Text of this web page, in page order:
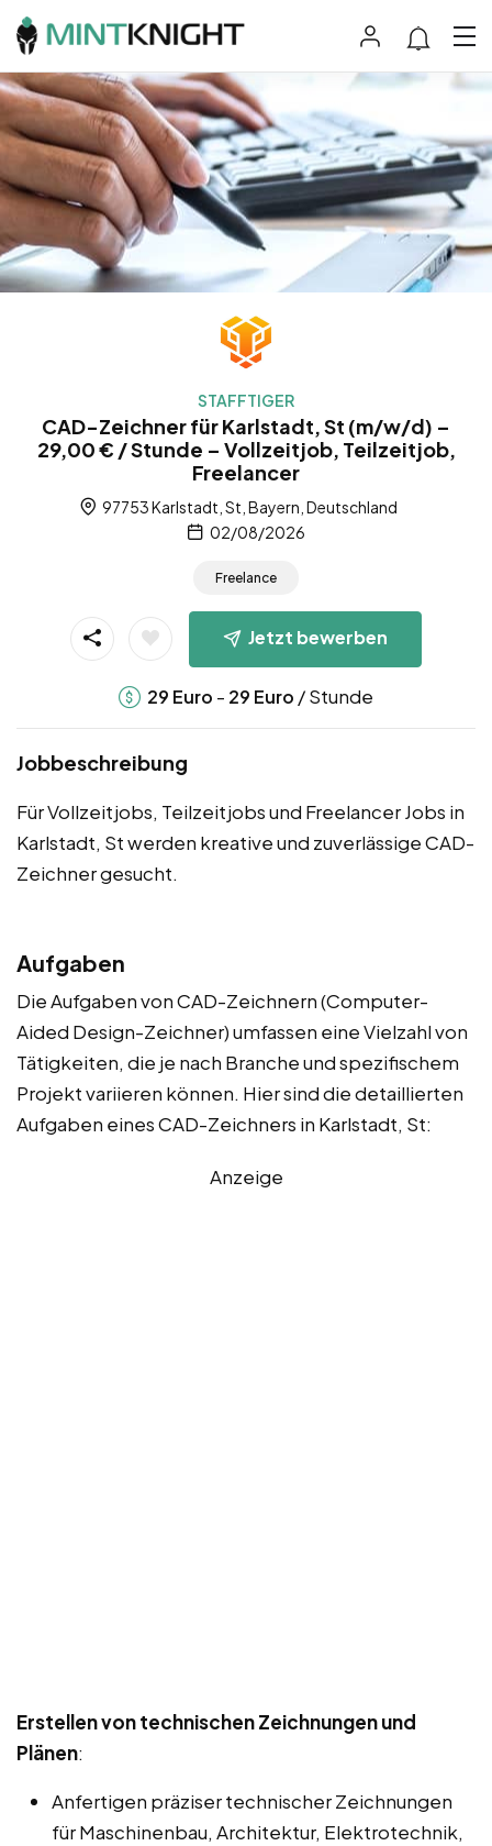
STAFFTIGER
CAD-Zeichner für Karlstadt, St (m/w/d) –
29,00 € / Stunde – Vollzeitjob, Teilzeitjob,
Freelancer
97753 Karlstadt, St, Bayern, Deutschland
02/08/2026
Freelance
Jetzt bewerben
29 Euro - 29 Euro / Stunde
Jobbeschreibung
Für Vollzeitjobs, Teilzeitjobs und Freelancer Jobs in
Karlstadt, St werden kreative und zuverlässige CAD-
Zeichner gesucht.
Aufgaben
Die Aufgaben von CAD-Zeichnern (Computer-
Aided Design-Zeichner) umfassen eine Vielzahl von
Tätigkeiten, die je nach Branche und spezifischem
Projekt variieren können. Hier sind die detaillierten
Aufgaben eines CAD-Zeichners in Karlstadt, St:
Anzeige
Erstellen von technischen Zeichnungen und
Plänen:
Anfertigen präziser technischer Zeichnungen
für Maschinenbau, Architektur, Elektrotechnik,